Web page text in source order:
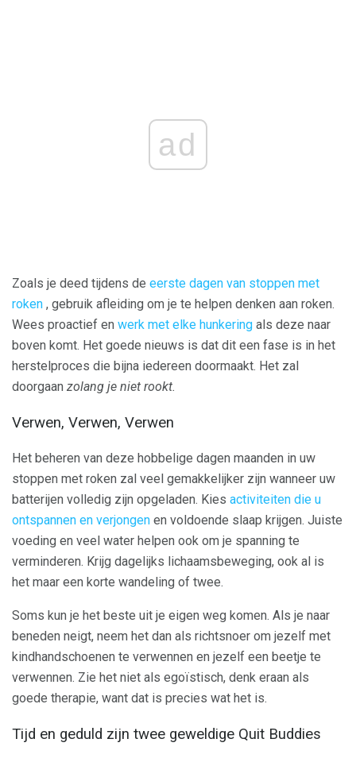
ad
Zoals je deed tijdens de eerste dagen van stoppen met
roken , gebruik afleiding om je te helpen denken aan roken.
Wees proactief en werk met elke hunkering als deze naar
boven komt. Het goede nieuws is dat dit een fase is in het
herstelproces die bijna iedereen doormaakt. Het zal
doorgaan zolang je niet rookt.
Verwen, Verwen, Verwen
Het beheren van deze hobbelige dagen maanden in uw
stoppen met roken zal veel gemakkelijker zijn wanneer uw
batterijen volledig zijn opgeladen. Kies activiteiten die u
ontspannen en verjongen en voldoende slaap krijgen. Juiste
voeding en veel water helpen ook om je spanning te
verminderen. Krijg dagelijks lichaamsbeweging, ook al is
het maar een korte wandeling of twee.
Soms kun je het beste uit je eigen weg komen. Als je naar
beneden neigt, neem het dan als richtsnoer om jezelf met
kindhandschoenen te verwennen en jezelf een beetje te
verwennen. Zie het niet als egoïstisch, denk eraan als
goede therapie, want dat is precies wat het is.
Tijd en geduld zijn twee geweldige Quit Buddies